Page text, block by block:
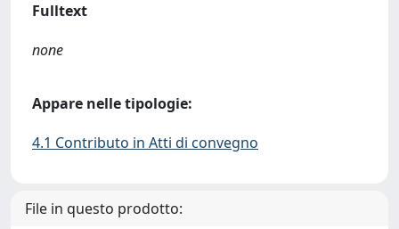
Fulltext
none
Appare nelle tipologie:
4.1 Contributo in Atti di convegno
File in questo prodotto: